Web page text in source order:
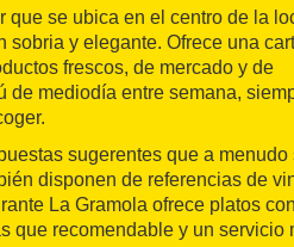
que se ubica en el centro de la
sobria y elegante. Ofrece una
frescos, de mercado y de
de mediodía entre semana,
sugerentes que a menudo
disponen de referencias de
La Gramola ofrece platos
que recomendable y un servicio